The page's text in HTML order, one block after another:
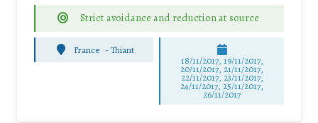
Strict avoidance and reduction at source
France - Thiant
18/11/2017, 19/11/2017,
20/11/2017, 21/11/2017,
22/11/2017, 23/11/2017,
24/11/2017, 25/11/2017,
26/11/2017